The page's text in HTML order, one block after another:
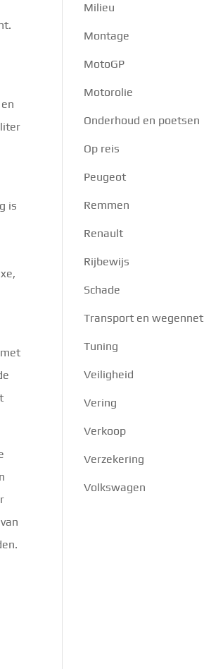
is
Milieu
Montage
MotoGP
Motorolie
Onderhoud en poetsen
Op reis
Peugeot
Remmen
Renault
Rijbewijs
Schade
Transport en wegennet
Tuning
Veiligheid
Vering
Verkoop
Verzekering
Volkswagen